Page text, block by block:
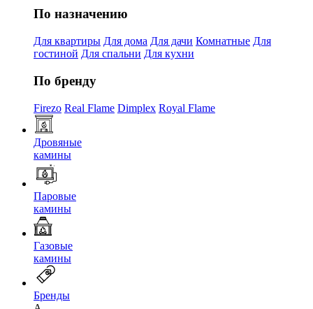
По назначению
Для квартиры Для дома Для дачи Комнатные Для
гостиной Для спальни Для кухни
По бренду
Firezo Real Flame Dimplex Royal Flame
Дровяные
камины
Паровые
камины
Газовые
камины
Бренды